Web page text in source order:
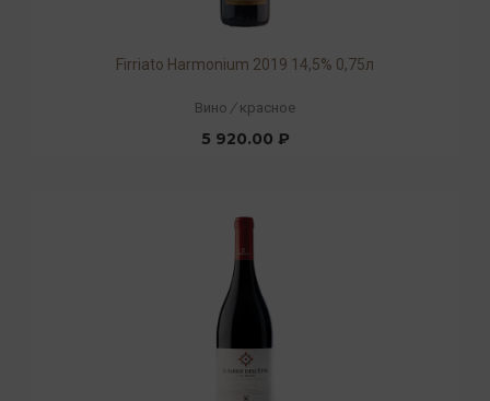
Firriato Harmonium 2019 14,5% 0,75л
Вино / красное
5 920.00 ₽